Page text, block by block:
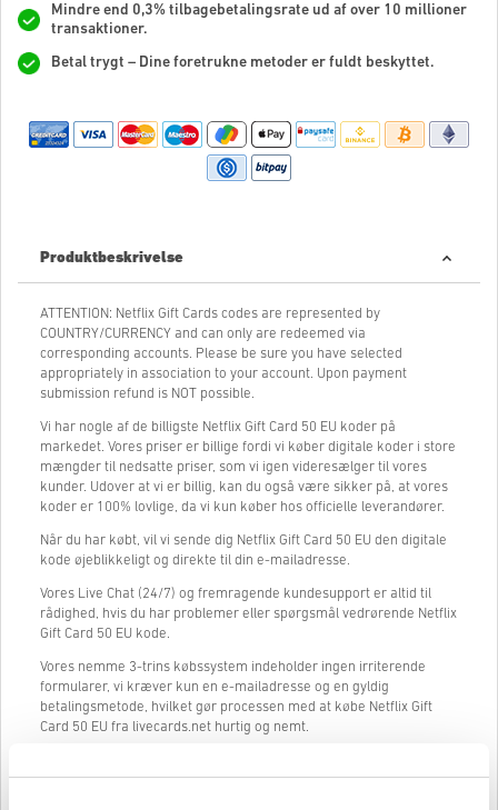
Mindre end 0,3% tilbagebetalingsrate ud af over 10 millioner
transaktioner.
Betal trygt – Dine foretrukne metoder er fuldt beskyttet.
Produktbeskrivelse
ATTENTION: Netflix Gift Cards codes are represented by
COUNTRY/CURRENCY and can only are redeemed via
corresponding accounts. Please be sure you have selected
appropriately in association to your account. Upon payment
submission refund is NOT possible.
Vi har nogle af de billigste Netflix Gift Card 50 EU koder på
markedet. Vores priser er billige fordi vi køber digitale koder i store
mængder til nedsatte priser, som vi igen videresælger til vores
kunder. Udover at vi er billig, kan du også være sikker på, at vores
koder er 100% lovlige, da vi kun køber hos officielle leverandører.
Når du har købt, vil vi sende dig Netflix Gift Card 50 EU den digitale
kode øjeblikkeligt og direkte til din e-mailadresse.
Vores Live Chat (24/7) og fremragende kundesupport er altid til
rådighed, hvis du har problemer eller spørgsmål vedrørende Netflix
Gift Card 50 EU kode.
Vores nemme 3-trins købssystem indeholder ingen irriterende
formularer, vi kræver kun en e-mailadresse og en gyldig
betalingsmetode, hvilket gør processen med at købe Netflix Gift
Card 50 EU fra livecards.net hurtig og nemt.